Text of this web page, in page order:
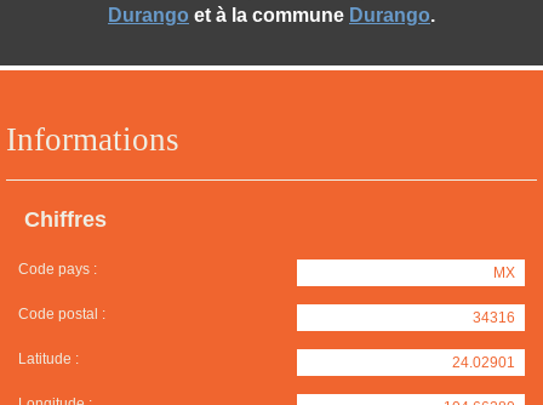
Informations
Chiffres
Code pays : MX
Code postal : 34316
Latitude : 24.02901
Durango et à la commune Durango.